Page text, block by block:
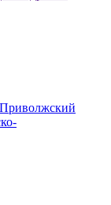
Приволжский